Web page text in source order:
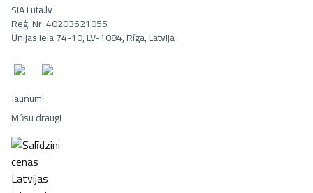
SIA Luta.lv
Reģ. Nr. 40203621055
Ūnijas iela 74-10, LV-1084, Rīga, Latvija
Jaunumi
Mūsu draugi